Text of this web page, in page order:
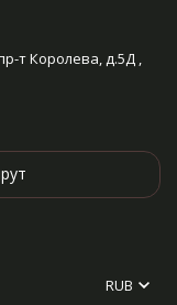
т Королева, д.5Д ,
RUB